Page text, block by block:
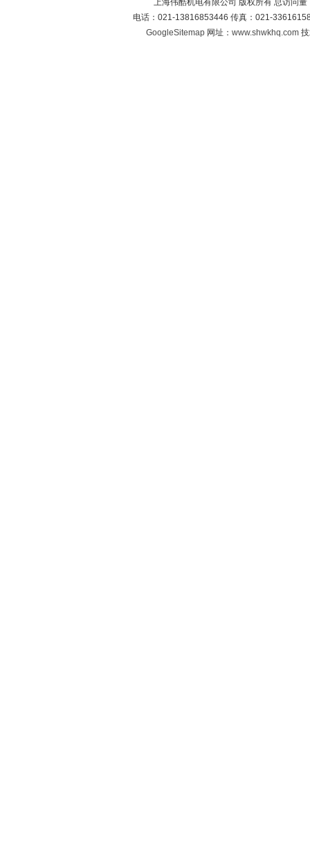
上海伟酷机电有限公司 版权所有 总访问量
电话：021-13816853446 传真：021-
GoogleSitemap 网址：www.shwkhq.com